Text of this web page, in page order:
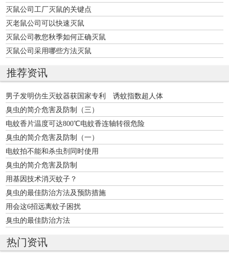
灭鼠公司工厂灭鼠的关键点
灭老鼠公司可以快速灭鼠
灭鼠公司教您秋季如何正确灭鼠
灭鼠公司采用哪些方法灭鼠
推荐资讯
男子发明仿生灭蚊器获国家专利 诱蚊指数超人体
臭虫的简介危害及防制（三）
电蚊香片温度可达800℃电蚊香连轴转很危险
臭虫的简介危害及防制（一）
电蚊拍不能和杀虫剂同时使用
臭虫的简介危害及防制
用基因技术消灭蚊子？
臭虫的最佳防治方法及预防措施
用会这6招远离蚊子困扰
臭虫的最佳防治方法
热门资讯